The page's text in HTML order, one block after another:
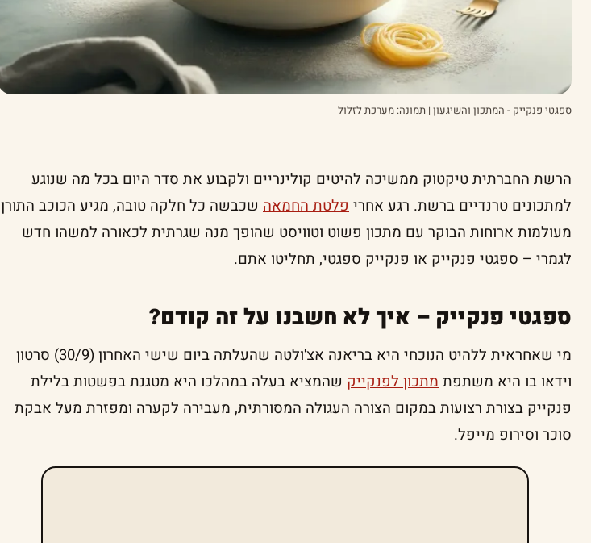
ספגטי פנקייק - המתכון והשיגעון | תמונה: מערכת לזלול
הרשת החברתית טיקטוק ממשיכה להיטים קולינריים ולקבוע את סדר היום בכל מה שנוגע
למתכונים טרנדיים ברשת. רגע אחריפלטת החמאה שכבשה כל חלקה טובה, מגיע הכוכב התורן
מעולמות ארוחות הבוקר עם מתכון פשוט וטוויסט שהופך מנה שגרתית לכאורה למשהו חדש
לגמרי – ספגטי פנקייק או פנקייק ספגטי, תחליטו אתם.
ספגטי פנקייק – איך לא חשבנו על זה קודם?
מי שאחראית ללהיט הנוכחי היא בריאנה אצ'ולטה שהעלתה ביום שישי האחרון (30/9) סרטון
וידאו בו היא משתפתמתכון לפנקייק שהמציא בעלה במהלכו היא מטגנת בפשטות בלילת
פנקייק בצורת רצועות במקום הצורה העגולה המסורתית, מעבירה לקערה ומפזרת מעל אבקת
סוכר וסירופ מייפל.